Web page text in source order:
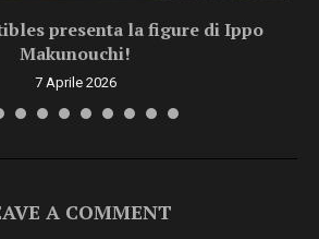
presenta la figure di Ippo
Makunouchi!
7 Aprile 2026
A COMMENT